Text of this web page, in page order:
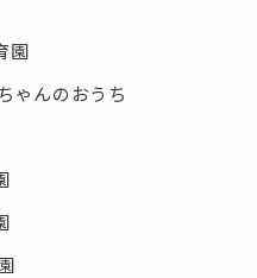
園
ゃんのおうち